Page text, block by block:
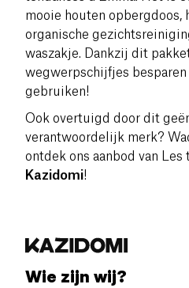
mooie houten opbergdoos,
organische
waszakje. Dankzij dit
wegwerpschijfjes
gebruiken!
Ook overtuigd door dit
verantwoordelijk merk?
ontdek ons aanbod van Les
Kazidomi!
Wie zijn wij?